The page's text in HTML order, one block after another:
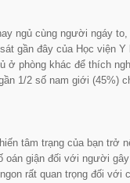
ngủ cùng người ngáy
gần đây của Học viện
ở phòng khác để thích
1/2 số nam giới (45%)
tâm trạng của bạn trở
giận đối với người
rất quan trọng đối với